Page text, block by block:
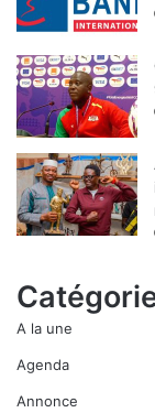
A la une
Agenda
Annonce